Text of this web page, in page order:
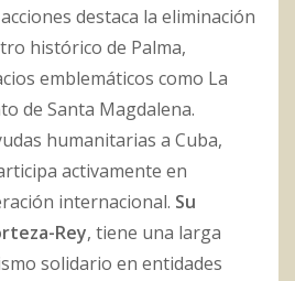
destaca la eliminación
histórico de Palma,
emblemáticos como La
de Santa Magdalena.
humanitarias a Cuba,
activamente en
internacional. Su
Rey, tiene una larga
solidario en entidades